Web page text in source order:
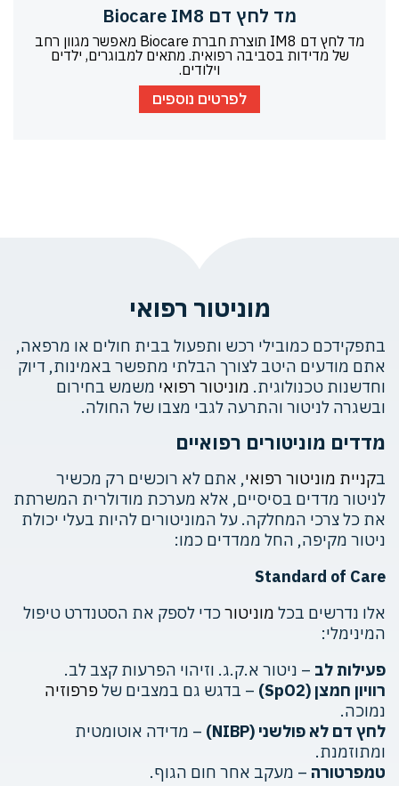
מד לחץ דם Biocare IM8
מד לחץ דם IM8 תוצרת חברת Biocare מאפשר מגוון רחב
של מדידות בסביבה רפואית. מתאים למבוגרים, ילדים
וילודים.
לפרטים נוספים
מוניטור רפואי
בתפקידכם כמובילי רכש ותפעול בבית חולים או מרפאה,
אתם מודעים היטב לצורך הבלתי מתפשר באמינות, דיוק
וחדשנות טכנולוגית. מוניטור רפואי משמש בחירום
ובשגרה לניטור והתרעה לגבי מצבו של החולה.
מדדים מוניטורים רפואיים
בקניית מוניטור רפואי, אתם לא רוכשים רק מכשיר
לניטור מדדים בסיסיים, אלא מערכת מודולרית המשרתת
את כל צרכי המחלקה. על המוניטורים להיות בעלי יכולת
ניטור מקיפה, החל ממדדים כמו:
Standard of Care
אלו נדרשים בכל מוניטורכדי לספק את הסטנדרט טיפול
המינימלי:
פעילות לב – ניטור א.ק.ג. וזיהוי הפרעות קצב לב.
רוויון חמצן (SpO2)
– בדגש גם במצבים שלפרפוזיה
נמוכה.
לחץ דם לא פולשני (NIBP)
– מדידה אוטומטית
ומתוזמנת.
טמפרטורה – מעקב אחר חום הגוף.